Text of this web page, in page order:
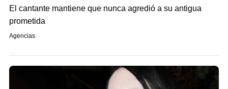
El cantante mantiene que nunca agredió a su antigua
prometida
Agencias